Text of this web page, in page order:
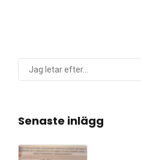
Senaste inlägg